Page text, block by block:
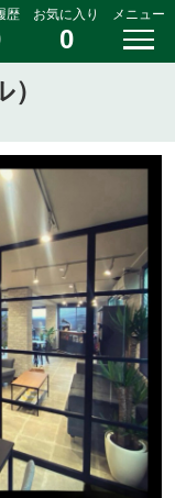
歴 お気に入り
0
メニュー